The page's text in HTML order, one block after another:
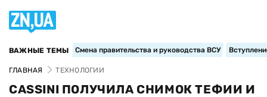
ВАЖНЫЕ ТЕМЫ Смена правительства и руководства ВСУ
ГЛАВНАЯ ТЕХНОЛОГИИ
CASSINI ПОЛУЧИЛА СНИМОК ТЕФИИ И